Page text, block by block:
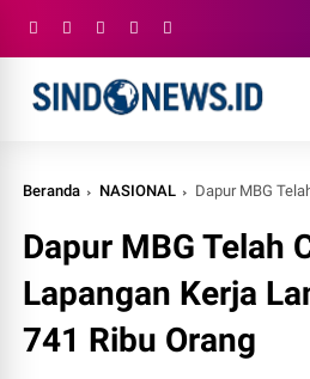
Beranda NASIONAL Dapur MBG Telah Ciptakan
Dapur MBG Telah
Lapangan Kerja
741 Ribu Orang